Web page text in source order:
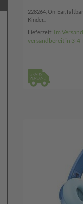
228264, On-Ear,
Kinder...
Lieferzeit: Im
versandbereit in 3-4